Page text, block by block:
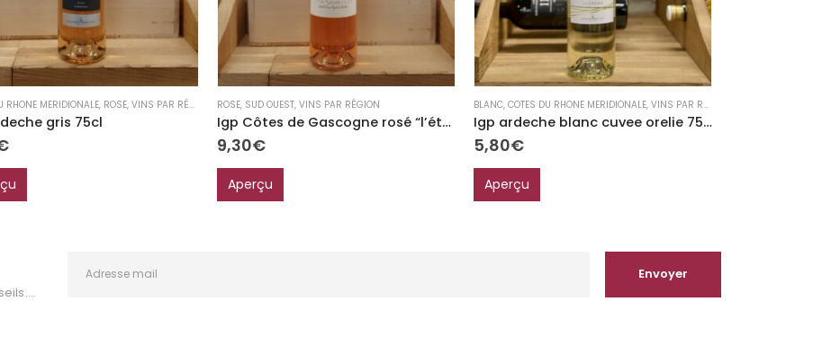
RHONE MERIDIONALE, ROSE, VINS PAR RÉGION
gris 75cl
ROSE, SUD OUEST, VINS PAR RÉGION
Igp Côtes de Gascogne rosé “l’été Gascon”
9,30€
Aperçu
BLANC, COTES DU RHONE MERIDIONALE, VINS PAR RÉGION
Igp ardeche blanc cuvee orelie 75cl
5,80€
Aperçu